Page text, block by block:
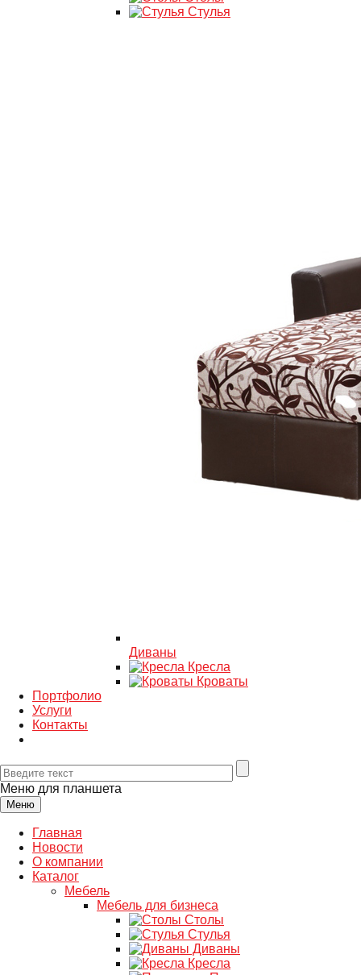
Стулья
Диваны
Кресла
Кроваты
Портфолио
Услуги
Контакты
Меню для планшета
Меню
Главная
Новости
О компании
Каталог
Мебель
Мебель для бизнеса
Столы
Стулья
Диваны
Кресла